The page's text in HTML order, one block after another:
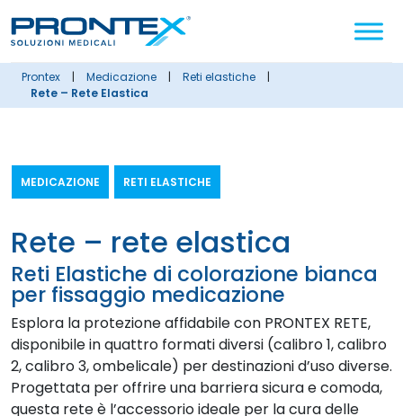
sito
prontex | medicazione | reti elastiche
|
Rete – Rete Elastica
MEDICAZIONE RETI ELASTICHE
rete – rete elastica
Reti Elastiche di colorazione bianca
per fissaggio medicazione
Esplora la protezione affidabile con PRONTEX RETE,
disponibile in quattro formati diversi (calibro 1, calibro
2, calibro 3, ombelicale) per destinazioni d’uso diverse.
Progettata per offrire una barriera sicura e comoda,
questa rete è l’accessorio ideale per la cura delle